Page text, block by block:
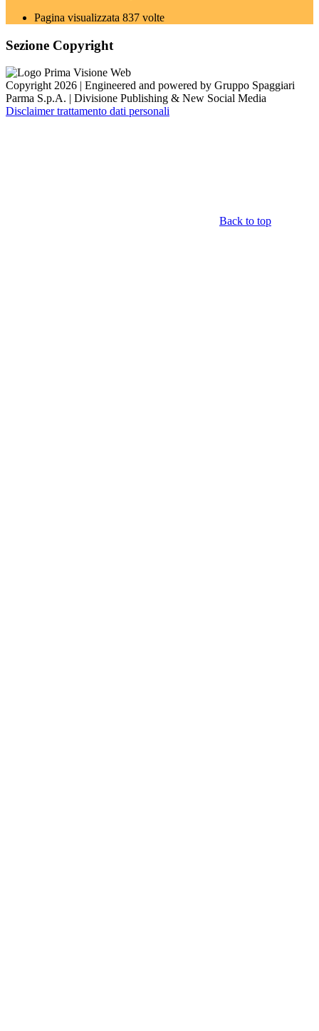
Pagina visualizzata 837 volte
Sezione Copyright
Copyright 2026 | Engineered and powered by Gruppo Spaggiari
Parma S.p.A. | Divisione Publishing & New Social Media
Disclaimer trattamento dati personali
Back to top